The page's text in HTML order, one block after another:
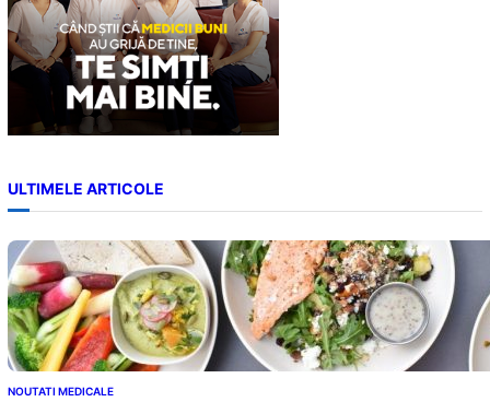
ULTIMELE ARTICOLE
NOUTATI MEDICALE